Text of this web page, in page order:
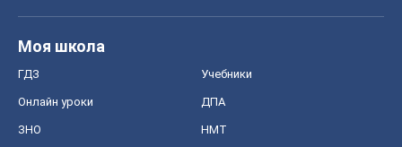
Моя школа
ГДЗ Учебники
Онлайн уроки ДПА
ЗНО НМТ